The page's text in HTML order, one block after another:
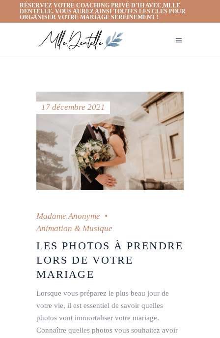
RÉSERVEZ VOTRE COACHING PRIVÉ D'1H AVEC MLLE
DENTELLE. VOUS AUREZ AINSI TOUTES LES CLÉS POUR
ORGANISER VOTRE MARIAGE SEREINEMENT !
17 décembre 2021
Madame Anonyme
Animation & Musique
LES PHOTOS À PRENDRE
LORS DE VOTRE
MARIAGE
Lorsque vous préparez le plus beau jour de
votre vie, il est essentiel de savoir quelles
photos vont immortaliser votre mariage.
Connaître quelles photos vous souhaitez avoir